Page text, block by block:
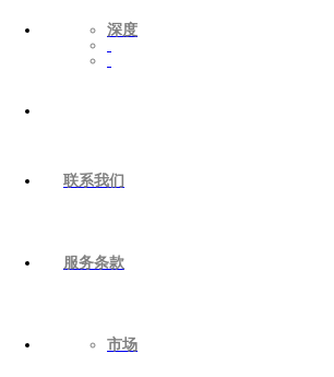
深度
联系我们
服务条款
市场